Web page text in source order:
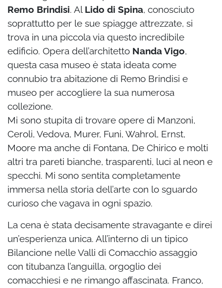
Remo Brindisi. Al Lido di Spina, conosciuto
soprattutto per le sue spiagge attrezzate, si
trova in una piccola via questo incredibile
edificio. Opera dell’architetto Nanda Vigo,
questa casa museo è stata ideata come
connubio tra abitazione di Remo Brindisi e
museo per accogliere la sua numerosa
collezione.
Mi sono stupita di trovare opere di Manzoni,
Ceroli, Vedova, Murer, Funi, Wahrol, Ernst,
Moore ma anche di Fontana, De Chirico e molti
altri tra pareti bianche, trasparenti, luci al neon e
specchi. Mi sono sentita completamente
immersa nella storia dell’arte con lo sguardo
curioso che vagava in ogni spazio.
La cena è stata decisamente stravagante e direi
un’esperienza unica. All’interno di un tipico
Bilancione nelle Valli di Comacchio assaggio
con titubanza l’anguilla, orgoglio dei
comacchiesi e ne rimango affascinata. Franco,